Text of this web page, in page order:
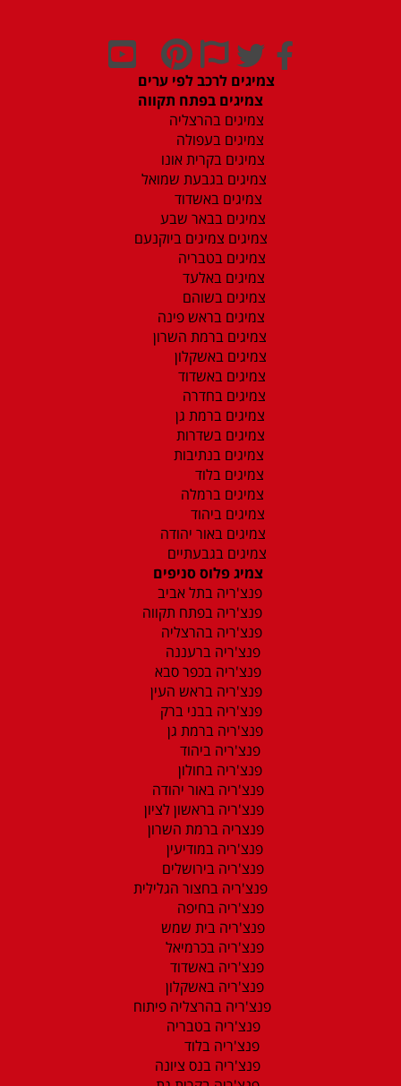
צמיגים לרכב לפי ערים
צמיגים בפתח תקווה
צמיגים בהרצליה
צמיגים בעפולה
צמיגים בקרית אונו
צמיגים בגבעת שמואל
צמיגים באשדוד
צמיגים בבאר שבע
צמיגים צמיגים ביוקנעם
צמיגים בטבריה
צמיגים באלעד
צמיגים בשוהם
צמיגים בראש פינה
צמיגים ברמת השרון
צמיגים באשקלון
צמיגים באשדוד
צמיגים בחדרה
צמיגים ברמת גן
צמיגים בשדרות
צמיגים בנתיבות
צמיגים בלוד
צמיגים ברמלה
צמיגים ביהוד
צמיגים באור יהודה
צמיגים בגבעתיים
צמיג פלוס סניפים
פנצ'ריה בתל אביב
פנצ'ריה בפתח תקווה
פנצ'ריה בהרצליה
פנצ'ריה ברעננה
פנצ'ריה בכפר סבא
פנצ'ריה בראש העין
פנצ'ריה בבני ברק
פנצ'ריה ברמת גן
פנצ'ריה ביהוד
פנצ'ריה בחולון
פנצ'ריה באור יהודה
פנצ'ריה בראשון לציון
פנצריה ברמת השרון
פנצ'ריה במודיעין
פנצ'ריה בירושלים
פנצ'ריה בחצור הגלילית
פנצ'ריה בחיפה
פנצ'ריה בית שמש
פנצ'ריה בכרמיאל
פנצ'ריה באשדוד
פנצ'ריה באשקלון
פנצ'ריה בהרצליה פיתוח
פנצ'ריה בטבריה
פנצ'ריה בלוד
פנצ'ריה בנס ציונה